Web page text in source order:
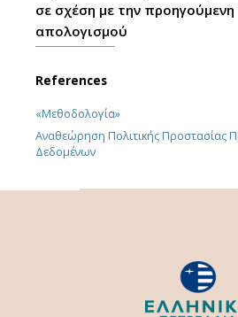
σε σχέση με την
απολογισμού
References
«Μεθοδολογία»
Αναθεώρηση Πολιτικής Προστασίας
Δεδομένων